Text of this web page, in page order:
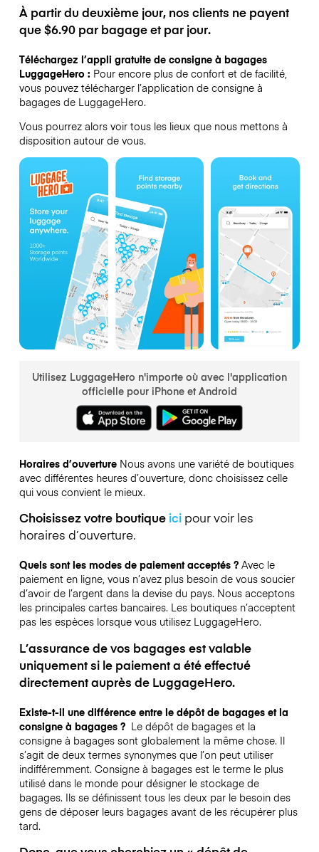
À partir du deuxième jour, nos clients ne payent
que $6.90 par bagage et par jour.
Téléchargez l’appli gratuite de consigne à bagages
LuggageHero :Pour encore plus de confort et de facilité,
vous pouvez télécharger l’application de consigne à
bagages de LuggageHero.
Vous pourrez alors voir tous les lieux que nous mettons à
disposition autour de vous.
Utilisez LuggageHero n'importe où avec l'application
officielle pour iPhone et Android
Horaires d’ouverture Nous avons une variété de boutiques
avec différentes heures d’ouverture, donc choisissez celle
qui vous convient le mieux.
Choisissez votre boutique icipour voir les
horaires d’ouverture.
Quels sont les modes de paiement acceptés ? Avec le
paiement en ligne, vous n’avez plus besoin de vous soucier
d’avoir de l’argent dans la devise du pays. Nous acceptons
les principales cartes bancaires. Les boutiques n’acceptent
pas les espèces lorsque vous utilisez LuggageHero.
L’assurance de vos bagages est valable
uniquement si le paiement a été effectué
directement auprès de LuggageHero.
Existe-t-il une différence entre le dépôt de bagages et la
consigne à bagages ? Le dépôt de bagages et la
consigne à bagages sont globalement la même chose. Il
s’agit de deux termes synonymes que l’on peut utiliser
indifféremment. Consigne à bagages est le terme le plus
utilisé dans le monde pour désigner le stockage de
bagages. Ils se définissent tous les deux par le besoin des
gens de déposer leurs bagages avant de les récupérer plus
tard.